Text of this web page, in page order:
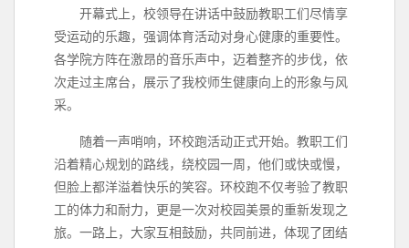
开幕式上，校领导在讲话中鼓励教职工们尽情享
受运动的乐趣，强调体育活动对身心健康的重要性。
各学院方阵在激昂的音乐声中，迈着整齐的步伐，依
次走过主席台，展示了我校师生健康向上的形象与风
采。
随着一声哨响，环校跑活动正式开始。教职工们
沿着精心规划的路线，绕校园一周，他们或快或慢，
但脸上都洋溢着快乐的笑容。环校跑不仅考验了教职
工的体力和耐力，更是一次对校园美景的重新发现之
旅。一路上，大家互相鼓励，共同前进，体现了团结